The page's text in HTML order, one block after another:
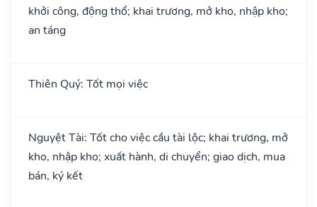
khởi công, động thổ; khai trương, mở kho, nhập kho;
an táng
Thiên Quý: Tốt mọi việc
Nguyệt Tài: Tốt cho việc cầu tài lộc; khai trương, mở
kho, nhập kho; xuất hành, di chuyển; giao dịch, mua
bán, ký kết